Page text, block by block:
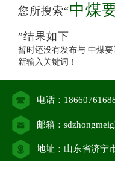
您所搜索“中煤
”结果如下
暂时还没有发布与 中煤
新输入关键词！
电话：
邮箱：
地址：山东省济宁